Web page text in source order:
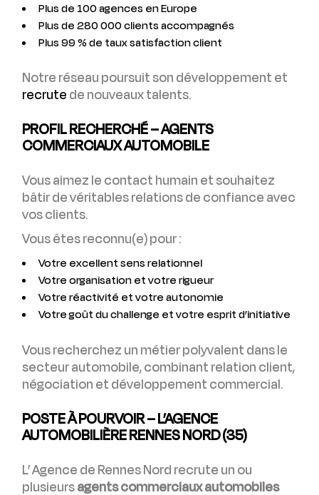
Plus de 100 agences en Europe
Plus de 280 000 clients accompagnés
Plus 99 % de taux satisfaction client
Notre réseau poursuit son développement et
recrutede nouveaux talents.
PROFIL RECHERCHÉ – AGENTS
COMMERCIAUX AUTOMOBILE
Vous aimez le contact humain et souhaitez
bâtir de véritables relations de confiance avec
vos clients.
Vous êtes reconnu(e) pour :
Votre excellent sens relationnel
Votre organisation et votre rigueur
Votre réactivité et votre autonomie
Votre goût du challenge et votre esprit d’initiative
Vous recherchez un métier polyvalent dans le
secteur automobile, combinant relation client,
négociation et développement commercial.
POSTE À POURVOIR – L’AGENCE
AUTOMOBILIÈRE RENNES NORD (35)
L’ Agence de Rennes Nord recrute un ou
plusieursagents commerciaux automobiles